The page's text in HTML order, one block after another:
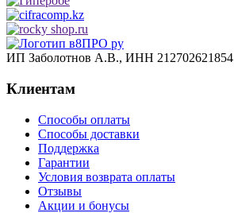
ИП Заболотнов А.В., ИНН 212702621854
Клиентам
Способы оплаты
Способы доставки
Поддержка
Гарантии
Условия возврата оплаты
Отзывы
Акции и бонусы